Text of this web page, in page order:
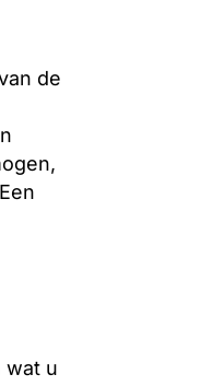
de
wat u